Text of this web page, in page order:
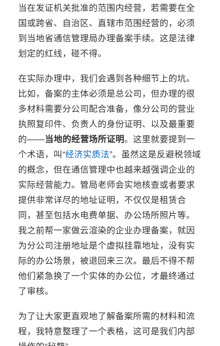
当在发证机关批准的范围内经营，若需要在全
国或跨省、自治区、直辖市范围经营的，必须
到当地省通信管理局办理备案手续。这是法律
划定的红线，碰不得。
在实际办理中，我们会遇到各种细节上的坑。
比如，备案的主体必须是总公司，但办理的很
多材料需要分公司配合准备，像分公司的营业
执照复印件、负责人的身份证明、以及最重要
的——当地的经营场所证明。这里就要提到一
个术语，叫“经济实质法”。虽然这是反避税领域
的概念，但在通信管理中也越来越强调企业的
实际经营能力。管局老师会实地核查或者要求
提供非常详尽的地址证明，不仅仅是租赁合
同，甚至包括水电费单据、办公场所照片等。
我之前帮一家做云渲染的企业办理备案，就因
为分公司注册地址是个虚拟挂靠地址，没有实
际的办公场景，被退回来三次。最后不得不帮
他们紧急换了一个实体的办公位，才最终通过
了审核。
为了让大家更直观地了解备案所需的材料和流
程，我特意整理了一个表格，这可是我们内部